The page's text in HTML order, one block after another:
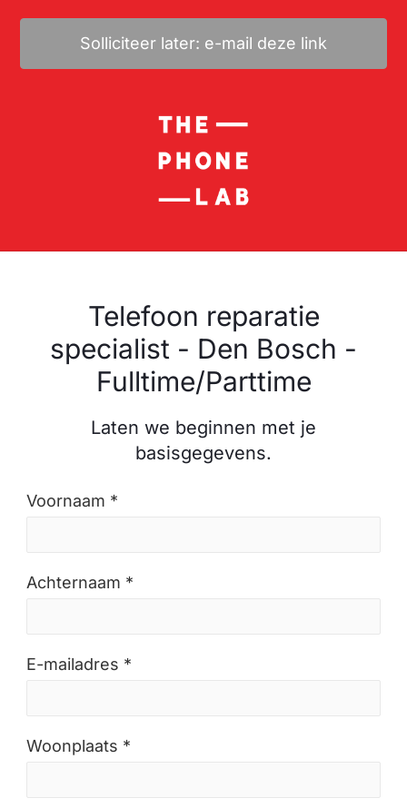
Solliciteer later: e-mail deze link
Telefoon reparatie
specialist - Den Bosch -
Fulltime/Parttime
Laten we beginnen met je
basisgegevens.
Voornaam *
Achternaam *
E-mailadres *
Woonplaats *